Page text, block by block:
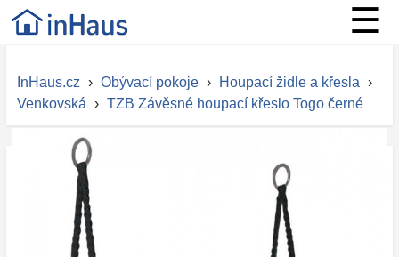
☰
InHaus.cz › Obývací pokoje › Houpací židle a křesla ›
Venkovská › TZB Závěsné houpací křeslo Togo černé